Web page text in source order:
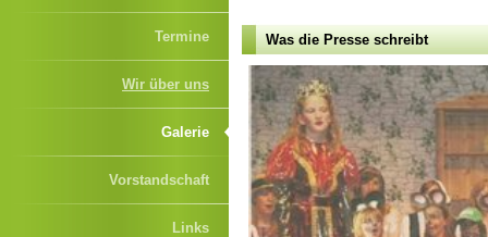
Termine
Wir über uns
Galerie
Vorstandschaft
Links
Was die Presse schreibt